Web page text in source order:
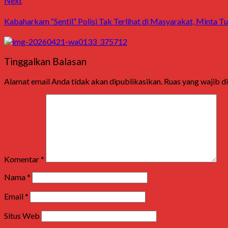
Kabaharkam “Sentil” Polisi Tak Terlihat di Masyarakat, Minta
Tinggalkan Balasan
Alamat email Anda tidak akan dipublikasikan. Ruas yang wajib
Komentar*
Nama*
Email*
Situs Web